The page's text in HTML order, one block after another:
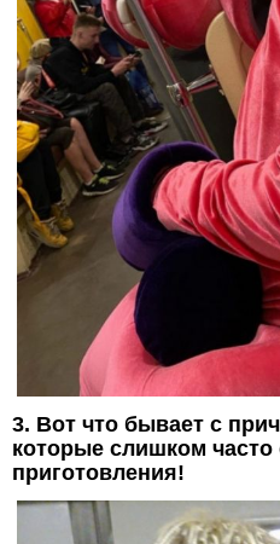
3. Вот что бывает с
которые слишком
приготовления!